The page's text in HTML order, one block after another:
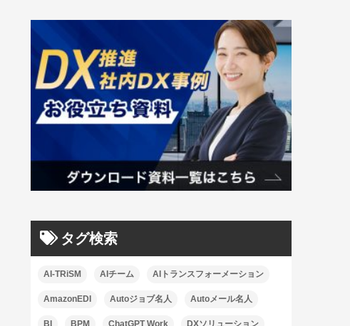
タグ検索
AI-TRiSM AIチーム AIトランスフォーメーション
AmazonEDI Autoジョブ名人 Autoメール名人